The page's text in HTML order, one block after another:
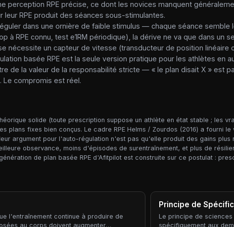
perception RPE précise, ce dont les novices manquent
RPE produit des séances sous-stimulantes.
dans une ornière de faible stimulus — chaque séance semble
à RPE connu, test e1RM périodique), la dérive ne va que dans un
nécessite un capteur de vitesse (transducteur de position linéaire
basée RPE est la seule version pratique pour les athlètes en
de la valeur de la responsabilité stricte — « le plan disait X » est
Le compromis est réel.
solide (toute prescription suppose un athlète en état stable ; les
plans fixes bien conçus. Le cadre RPE Helms / Zourdos (2016) a fourni
argument pour l'auto-régulation n'est pas qu'elle produit des gains
observance, moins d'épisodes de surentraînement, et plus de
de plan basée RPE d'Afitpilot est construite sur ce postulat :
l'entraînement continue à produire de
au corps doivent augmenter
Principe de
Le principe de
spécifiquement aux